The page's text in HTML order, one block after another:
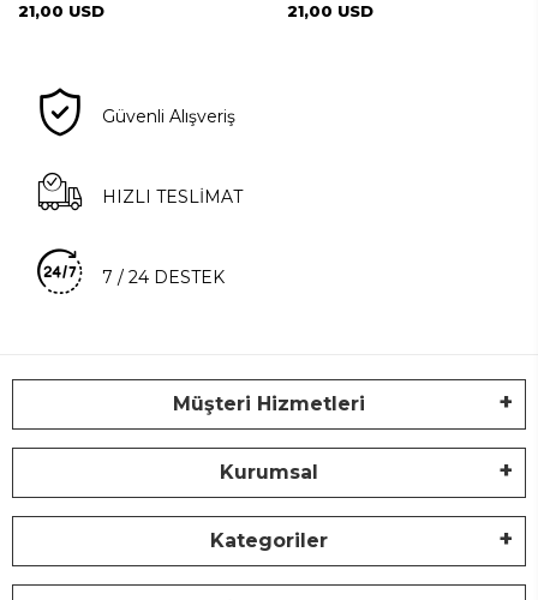
21,00 USD 21,00 USD
Güvenli Alışveriş
HIZLI TESLİMAT
7 / 24 DESTEK
Müşteri Hizmetleri
Kurumsal
Kategoriler